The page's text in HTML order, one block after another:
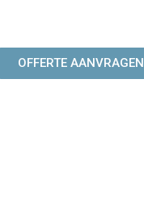
OFFERTE AANVRAGEN